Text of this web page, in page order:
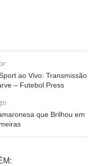
ao Vivo: Transmissão
– Futebol Press
que Brilhou em